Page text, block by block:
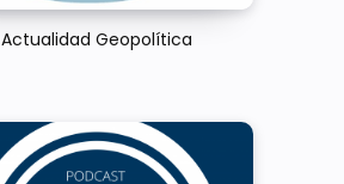
Actualidad Geopolítica